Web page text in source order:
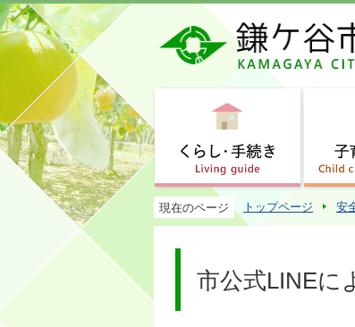
現在のページ トップページ 安
市公式LINEに